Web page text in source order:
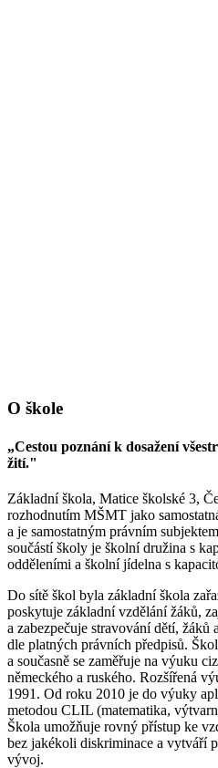
O škole
„Cestou poznání k dosažení
žití."
Základní škola, Matice školské 3,
rozhodnutím MŠMT jako
a je samostatným právním
součástí školy je školní družina s
odděleními a školní jídelna s
Do sítě škol byla základní škola
poskytuje základní vzdělání žáků,
a zabezpečuje stravování dětí,
dle platných právních předpisů.
a současně se zaměřuje na výuku
německého a ruského. Rozšířená
1991. Od roku 2010 je do výuky
metodou CLIL (matematika,
Škola umožňuje rovný přístup ke
bez jakékoli diskriminace a vytváří
vývoj.